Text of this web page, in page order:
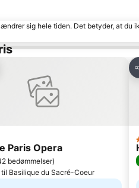
sig hele tiden. Det betyder, at
favoritter
Paris Opera
bedømmelser)
Basilique du Sacré-Coeur